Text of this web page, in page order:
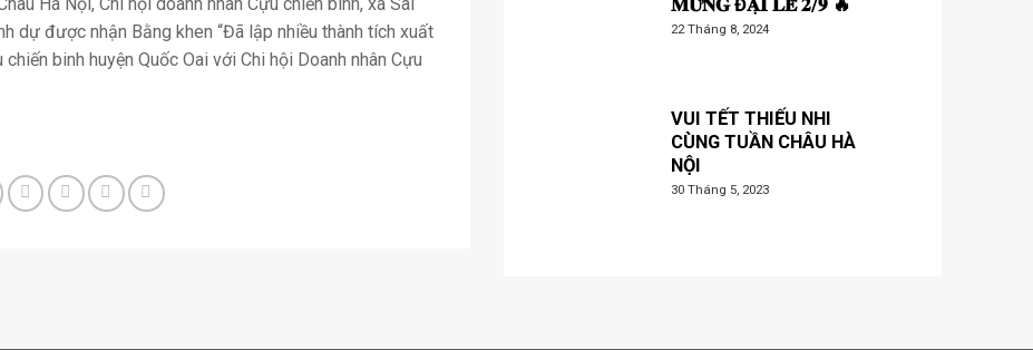
dự được nhận Bằng khen “Đã lập nhiều thành tích xuất
binh huyện Quốc Oai với Chi hội Doanh nhân Cựu
𝐌𝐔̛̀𝐍𝐆 Đ𝐀̣𝐈 𝐋𝐄̂̃ 𝟐/𝟗 🔥
22 Tháng 8, 2024
VUI TẾT THIẾU NHI
CÙNG TUẦN CHÂU HÀ
NỘI
30 Tháng 5, 2023